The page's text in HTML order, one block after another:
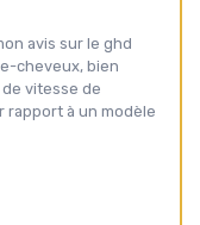
avis sur le ghd
cheveux, bien
vitesse de
rapport à un modèle